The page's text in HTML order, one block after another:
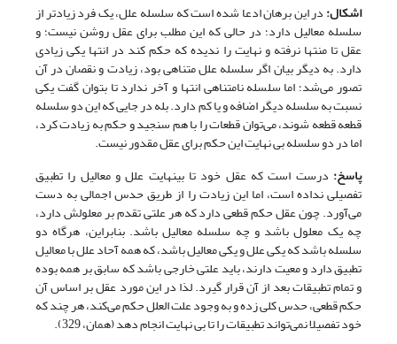
اشکال:در این برهان ادعا شده است که سلسله علل، یک فرد زیادتر از
سلسله معالیل دارد؛ در حالی که این مطلب برای عقل روشن نیست؛ و
عقل تا منتها نرفته و نهایت را ندیده که حکم کند در انتها یکی زیادی
دارد. به دیگر بیان اگر سلسله علل متناهی بود، زیادت و نقصان در آن
تصور می‌شد؛ اما سلسله نامتناهی انتها و آخر ندارد تا بتوان گفت یکی
نسبت به سلسله دیگر اضافه و یا کم دارد. بله در جایی که این دو سلسله
قطعه قطعه شوند، می‌توان قطعات را با هم سنجید و حکم به زیادت کرد،
اما در دو سلسله بی نهایت این حکم برای عقل مقدور نیست.
پاسخ: درست است که عقل خود تا بی‏نهایت علل و معالیل را تطبیق
تفصیلی نداده است، اما این زیادت را از طریق حدس اجمالی به دست
می‌آورد. چون عقل حکم قطعی دارد که هر علتی تقدم بر معلولش دارد،
چه یک معلول باشد و چه سلسله معالیل باشد. بنابراین، هرگاه دو
سلسله باشد که یکی علل و یکی معالیل باشد، که همه آحاد علل با معالیل
تطبیق دارد و معیت دارند، باید علتی خارجی باشد که سابق بر همه بوده
و تمام تطبیقات بعد از آن قرار گیرد. لذا در این مورد عقل بر اساس آن
حکم قطعی، حدس کلی زده و به وجود علت العلل حکم می‌کند، هر چند که
خود تفصیلا نمی‌تواند تطبیقات را تا بی نهایت انجام دهد (همان، 329).